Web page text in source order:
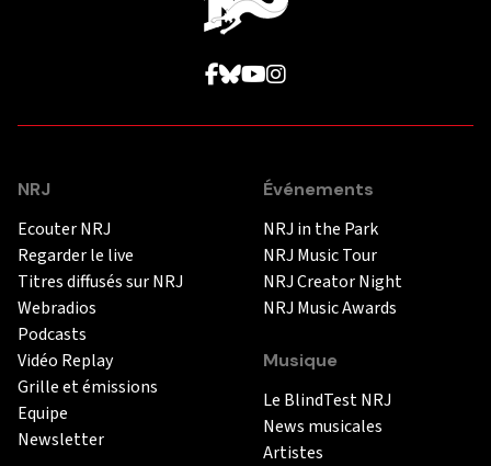
NRJ
Ecouter NRJ
Regarder le live
Titres diffusés sur NRJ
Webradios
Podcasts
Vidéo Replay
Grille et émissions
Equipe
Newsletter
Événements
NRJ in the Park
NRJ Music Tour
NRJ Creator Night
NRJ Music Awards
Musique
Le BlindTest NRJ
News musicales
Artistes